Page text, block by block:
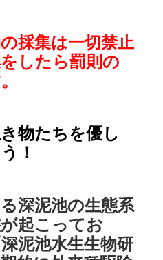
採集は一切禁止
したら罰則の
物たちを優し
！
深泥池の生態系
起こってお
泥池水生生物研